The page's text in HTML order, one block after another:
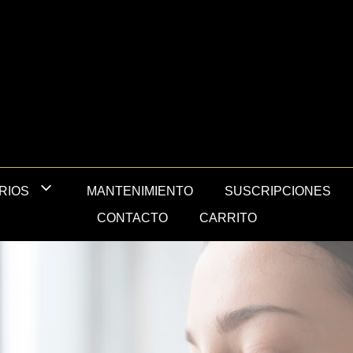
MANTENIMIENTO SUSCRIPCIONES
CONTACTO CARRITO